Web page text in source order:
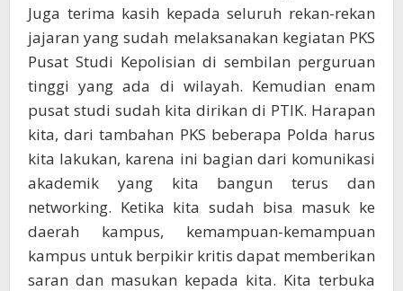
Juga terima kasih kepada seluruh rekan-rekan
jajaran yang sudah melaksanakan kegiatan PKS
Pusat Studi Kepolisian di sembilan perguruan
tinggi yang ada di wilayah. Kemudian enam
pusat studi sudah kita dirikan di PTIK. Harapan
kita, dari tambahan PKS beberapa Polda harus
kita lakukan, karena ini bagian dari komunikasi
akademik yang kita bangun terus dan
networking. Ketika kita sudah bisa masuk ke
daerah kampus, kemampuan-kemampuan
kampus untuk berpikir kritis dapat memberikan
saran dan masukan kepada kita. Kita terbuka